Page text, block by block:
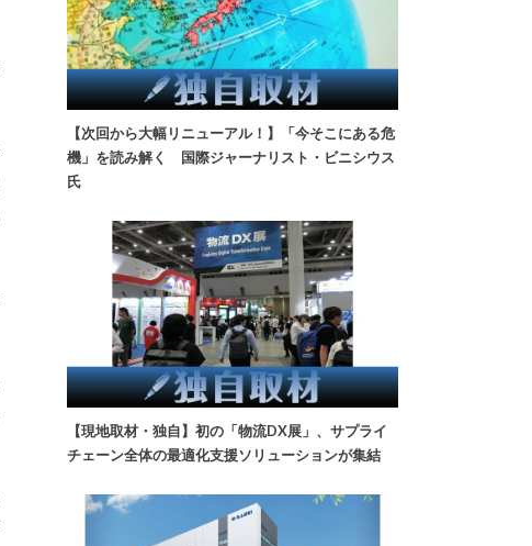
【次回から大幅リニューアル！】「今そこにある危
機」を読み解く 国際ジャーナリスト・ビニシウス
氏
【現地取材・独自】初の「物流DX展」、サプライ
チェーン全体の最適化支援ソリューションが集結